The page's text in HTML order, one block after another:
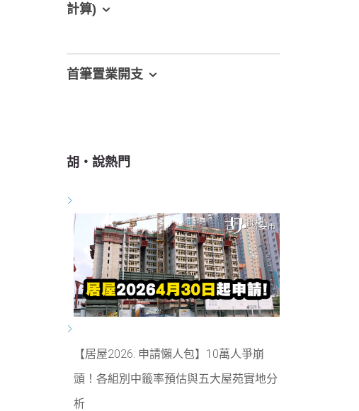
計算)
首筆置業開支
胡‧說熱門
【居屋2026: 申請懶人包】10萬人爭崩
頭！各組別中籤率預估與五大屋苑實地分
析